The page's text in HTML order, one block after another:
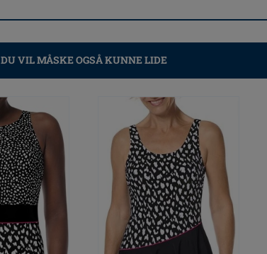
DU VIL MÅSKE OGSÅ KUNNE LIDE